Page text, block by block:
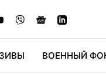
ВОЕННЫЙ